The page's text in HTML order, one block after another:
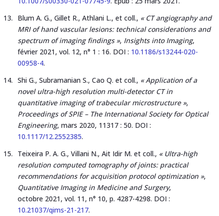
Blum A. G., Gillet R., Athlani L., et coll., « CT angiography and
MRI of hand vascular lesions: technical considerations and
spectrum of imaging findings », Insights into Imaging,
février 2021, vol. 12, n° 1 : 16. DOI : 10.1186/s13244-020-
00958-4.
Shi G., Subramanian S., Cao Q. et coll., « Application of a
novel ultra-high resolution multi-detector CT in
quantitative imaging of trabecular microstructure »,
Proceedings of SPIE – The International Society for Optical
Engineering, mars 2020, 11317 : 50. DOI :
10.1117/12.2552385.
Teixeira P. A. G., Villani N., Ait Idir M. et coll., « Ultra-high
resolution computed tomography of joints: practical
recommendations for acquisition protocol optimization »,
Quantitative Imaging in Medicine and Surgery,
octobre 2021, vol. 11, n° 10, p. 4287-4298. DOI :
10.21037/qims-21-217.